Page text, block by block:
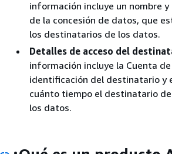
información incluye un nombre y
de la concesión de datos, que
los destinatarios de los datos.
Detalles de acceso del
información incluye la Cuenta de
identificación del destinatario y
cuánto tiempo el destinatario
los datos.